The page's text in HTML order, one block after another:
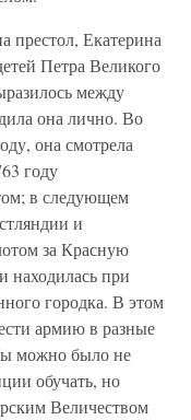
престол, Екатерина
Петра Великого
между
она лично. Во
она смотрела
году
в следующем
и
за Красную
находилась при
городка. В этом
армию в разные
можно было не
обучать, но
Величеством